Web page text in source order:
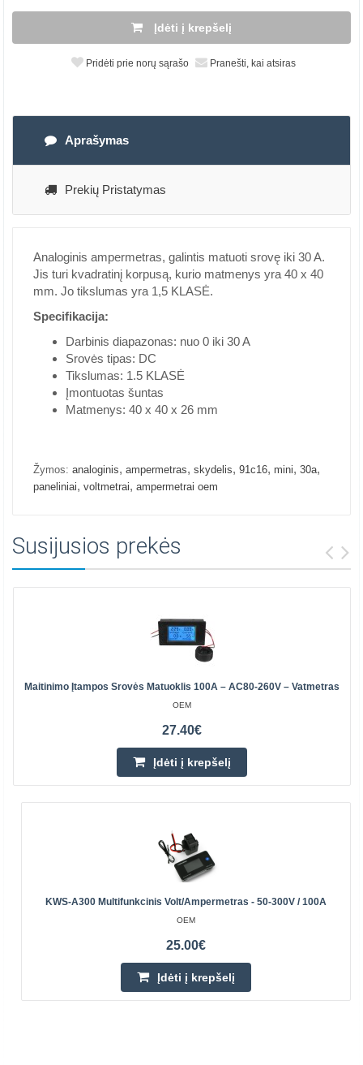
Įdėti į krepšelį
Pridėti prie norų sąrašo Pranešti, kai atsiras
Aprašymas
Prekių Pristatymas
Analoginis ampermetras, galintis matuoti srovę iki 30 A.
Jis turi kvadratinį korpusą, kurio matmenys yra 40 x 40
mm. Jo tikslumas yra 1,5 KLASĖ.
Specifikacija:
Darbinis diapazonas: nuo 0 iki 30 A
Srovės tipas: DC
Tikslumas: 1.5 KLASĖ
Įmontuotas šuntas
Matmenys: 40 x 40 x 26 mm
Žymos: analoginis, ampermetras, skydelis, 91c16, mini, 30a,
paneliniai, voltmetrai, ampermetrai oem
Susijusios prekės
Maitinimo Įtampos Srovės Matuoklis 100A – AC80-260V – Vatmetras
OEM
27.40€
Įdėti į krepšelį
KWS-A300 Multifunkcinis Volt/ampermetras - 50-300V / 100A
OEM
25.00€
Įdėti į krepšelį